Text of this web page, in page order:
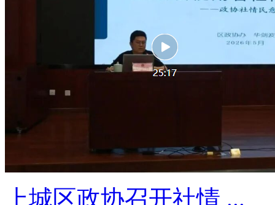
上城区政协召开社情 ...